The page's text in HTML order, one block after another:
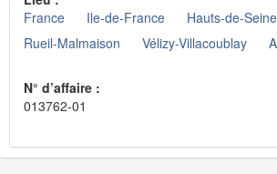
France
Ile-de-France Hauts-de-Seine
Rueil-Malmaison
Vélizy-Villacoublay
N° d’affaire :
013762-01